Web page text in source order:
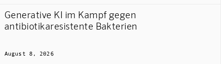
Generative KI im Kampf gegen
antibiotikaresistente Bakterien
August 8, 2026